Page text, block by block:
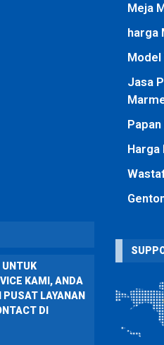
KAMI, ANDA
PUSAT LAYANAN
DI
Meja
harga
Model
Jasa
Harga